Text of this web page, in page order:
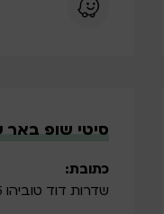
סיטי שופ
כתובת:
שדרות דוד טוביהו 125, גרנד קניון עופר